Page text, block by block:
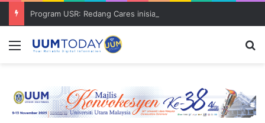
Menu